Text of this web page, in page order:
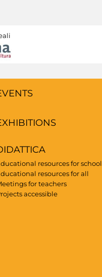
resources for school
resources for all
for teachers
accessible